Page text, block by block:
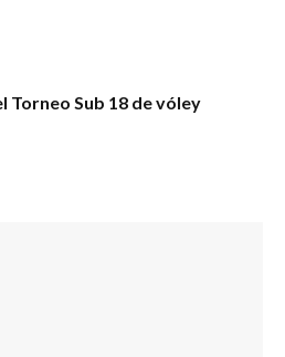
Torneo Sub 18 de vóley